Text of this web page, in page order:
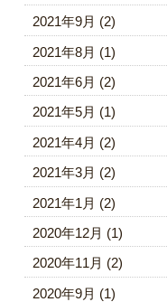
2021年9月 (2)
2021年8月 (1)
2021年6月 (2)
2021年5月 (1)
2021年4月 (2)
2021年3月 (2)
2021年1月 (2)
2020年12月 (1)
2020年11月 (2)
2020年9月 (1)